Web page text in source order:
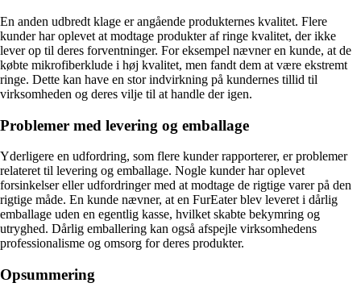
En anden udbredt klage er angående produkternes kvalitet. Flere
kunder har oplevet at modtage produkter af ringe kvalitet, der ikke
lever op til deres forventninger. For eksempel nævner en kunde, at de
købte mikrofiberklude i høj kvalitet, men fandt dem at være ekstremt
ringe. Dette kan have en stor indvirkning på kundernes tillid til
virksomheden og deres vilje til at handle der igen.
Problemer med levering og emballage
Yderligere en udfordring, som flere kunder rapporterer, er problemer
relateret til levering og emballage. Nogle kunder har oplevet
forsinkelser eller udfordringer med at modtage de rigtige varer på den
rigtige måde. En kunde nævner, at en FurEater blev leveret i dårlig
emballage uden en egentlig kasse, hvilket skabte bekymring og
utryghed. Dårlig emballering kan også afspejle virksomhedens
professionalisme og omsorg for deres produkter.
Opsummering